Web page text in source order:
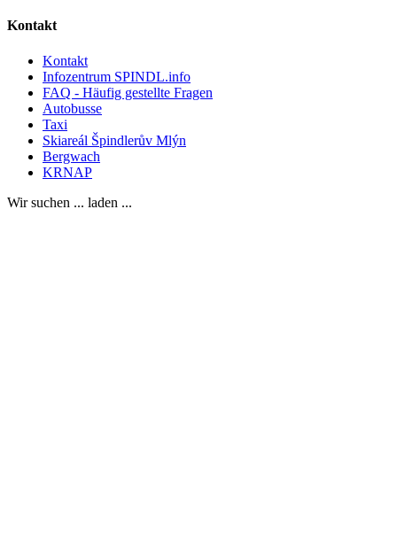
Kontakt
Kontakt
Infozentrum SPINDL.info
FAQ - Häufig gestellte Fragen
Autobusse
Taxi
Skiareál Špindlerův Mlýn
Bergwach
KRNAP
Wir suchen ... laden ...